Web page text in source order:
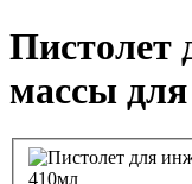
Пистолет
массы